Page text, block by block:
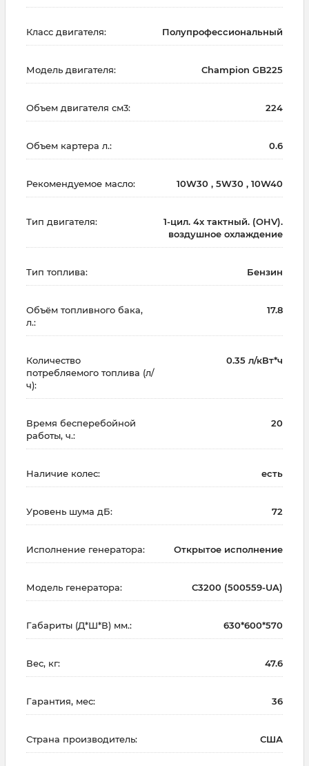
Класс двигателя: Полупрофессиональный
Модель двигателя: Champion GB225
Объем двигателя см3: 224
Объем картера л.: 0.6
Рекомендуемое масло: 10W30 , 5W30 , 10W40
Тип двигателя:
1-цил. 4х тактный. (OHV).
воздушное охлаждение
Тип топлива: Бензин
Объём топливного бака,
л.:
17.8
Количество
потребляемого топлива (л/
ч):
0.35 л/кВт*ч
Время бесперебойной
работы, ч.:
20
Наличие колес: есть
Уровень шума дБ: 72
Исполнение генератора: Открытое исполнение
Модель генератора: C3200 (500559-UA)
Габариты (Д*Ш*В) мм.: 630*600*570
Вес, кг: 47.6
Гарантия, мес: 36
Страна производитель: США